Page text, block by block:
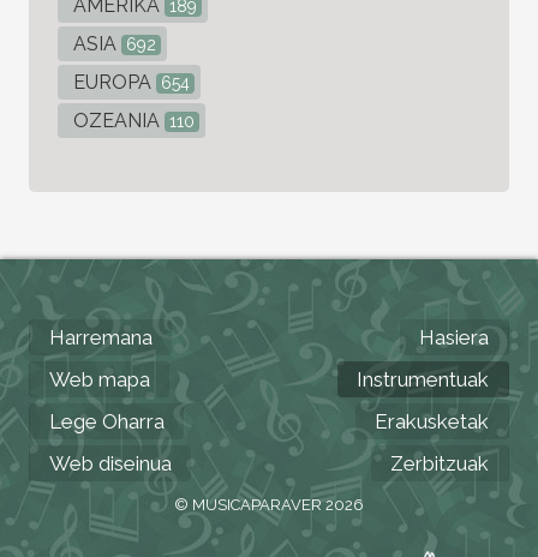
AMERIKA 189
ASIA 692
EUROPA 654
OZEANIA 110
Harremana
Web mapa
Lege Oharra
Web diseinua
Hasiera
Instrumentuak
Erakusketak
Zerbitzuak
© MUSICAPARAVER 2026